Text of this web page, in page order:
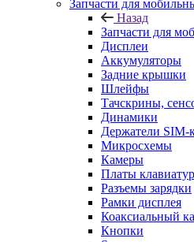
Запчасти для
Дисплеи
Аккумуляторы
Задние крышки
Шлейфы
Тачскрины,
Динамики
Держатели SIM-
Микросхемы
Камеры
Платы
Разъемы зарядки
Рамки дисплея
Коаксиальный
Кнопки
Samsung
Xiaomi